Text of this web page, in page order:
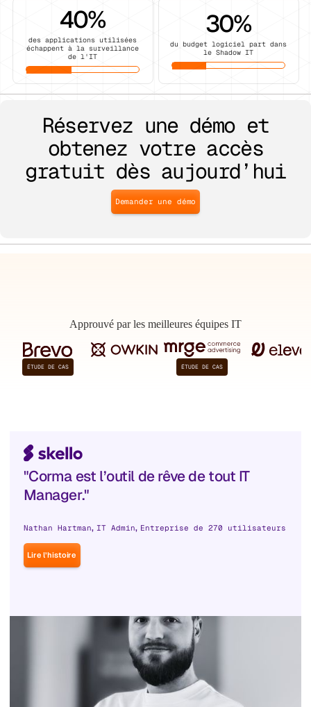
40%
des applications utilisées
échappent à la surveillance
de l'IT
30%
du budget logiciel part dans
le Shadow IT
Réservez une démo et
obtenez votre accès
gratuit dès aujourd’hui
Demander une démo
Approuvé par les meilleures équipes IT
ÉTUDE DE CAS ÉTUDE DE CAS
"Corma est l’outil de rêve de tout IT
Manager."
Nathan Hartman, IT Admin, Entreprise de 270 utilisateurs
Lire l’histoire